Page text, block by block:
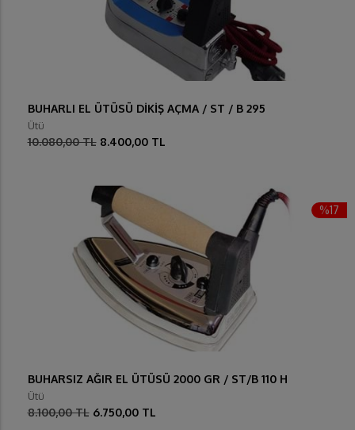
BUHARLI EL ÜTÜSÜ DİKİŞ AÇMA / ST / B 295
Ütü
10.080,00 TL 8.400,00 TL
%17
BUHARSIZ AĞIR EL ÜTÜSÜ 2000 GR / ST/B 110 H
Ütü
8.100,00 TL 6.750,00 TL